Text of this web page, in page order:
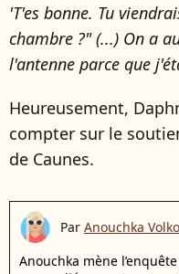
'T'es bonne. Tu
chambre ?" (...) On a
l'antenne parce que
Heureusement,
compter sur le
de Caunes.
Par Anouchka
Anouchka mène